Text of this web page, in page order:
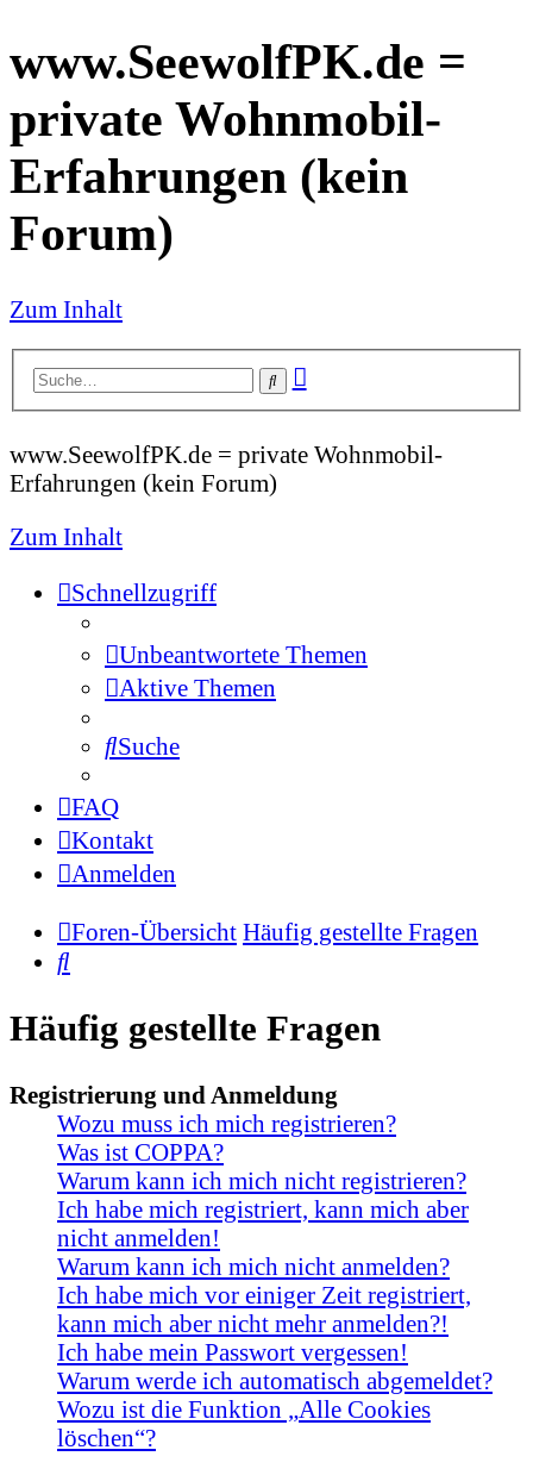
www.SeewolfPK.de =
private Wohnmobil-
Erfahrungen (kein
Forum)
Zum Inhalt
SucheErweiterte
www.SeewolfPK.de = private Wohnmobil-
Erfahrungen (kein Forum)
Zum Inhalt
Schnellzugriff
Unbeantwortete Themen
Aktive Themen
Suche
FAQ
Kontakt
Anmelden
Foren-Übersicht Häufig gestellte Fragen
Häufig gestellte Fragen
Registrierung und Anmeldung
Wozu muss ich mich registrieren?
Was ist COPPA?
Warum kann ich mich nicht registrieren?
Ich habe mich registriert, kann mich aber
nicht anmelden!
Warum kann ich mich nicht anmelden?
Ich habe mich vor einiger Zeit registriert,
kann mich aber nicht mehr anmelden?!
Ich habe mein Passwort vergessen!
Warum werde ich automatisch abgemeldet?
Wozu ist die Funktion „Alle Cookies
löschen“?